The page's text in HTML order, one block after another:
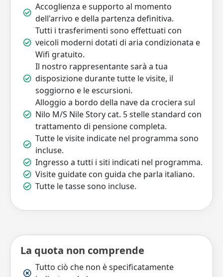
Accoglienza e supporto al momento
dell'arrivo e della partenza definitiva.
Tutti i trasferimenti sono effettuati con
veicoli moderni dotati di aria condizionata e
Wifi gratuito.
Il nostro rappresentante sarà a tua
disposizione durante tutte le visite, il
soggiorno e le escursioni.
Alloggio a bordo della nave da crociera sul
Nilo M/S Nile Story cat. 5 stelle standard con
trattamento di pensione completa.
Tutte le visite indicate nel programma sono
incluse.
Ingresso a tutti i siti indicati nel programma.
Visite guidate con guida che parla italiano.
Tutte le tasse sono incluse.
La quota non comprende
Tutto ciò che non è specificatamente